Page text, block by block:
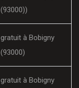
(93000))
gratuit à Bobigny
(93000)
gratuit à Bobigny